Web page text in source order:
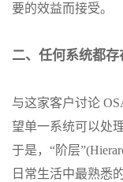
要的效益而接受。
二、 任何系统都
与这家客户讨论
望单一系统可以处
于是，“阶层
日常生活中最熟悉